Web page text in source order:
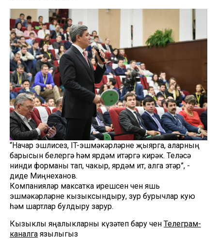
“Начар эшлисез, IT-эшмәкәрләрне җыярга, аларның
барысын белергә һәм ярдәм итәргә кирәк. Теләсә
нинди форманы тап, чакыр, ярдәм ит, алга этәр”, -
диде Миңнеханов.
Компанияләр максатка ирешсен өчен яшь
эшмәкәрләрне кызыксындыру, зур бурычлар кую
һәм шартлар булдыру зарур.
Кызыклы яңалыкларны күзәтеп бару өчен Телеграм-
каналга язылыгыз